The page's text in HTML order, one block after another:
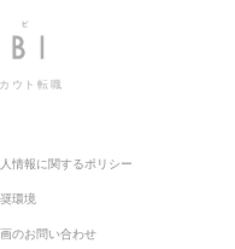
人情報
ウト転職
情報に関するポリシー
環境
のお問い合わせ